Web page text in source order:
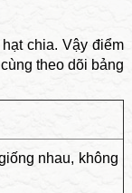
chia. Vậy điểm
theo dõi bảng
nhau, không